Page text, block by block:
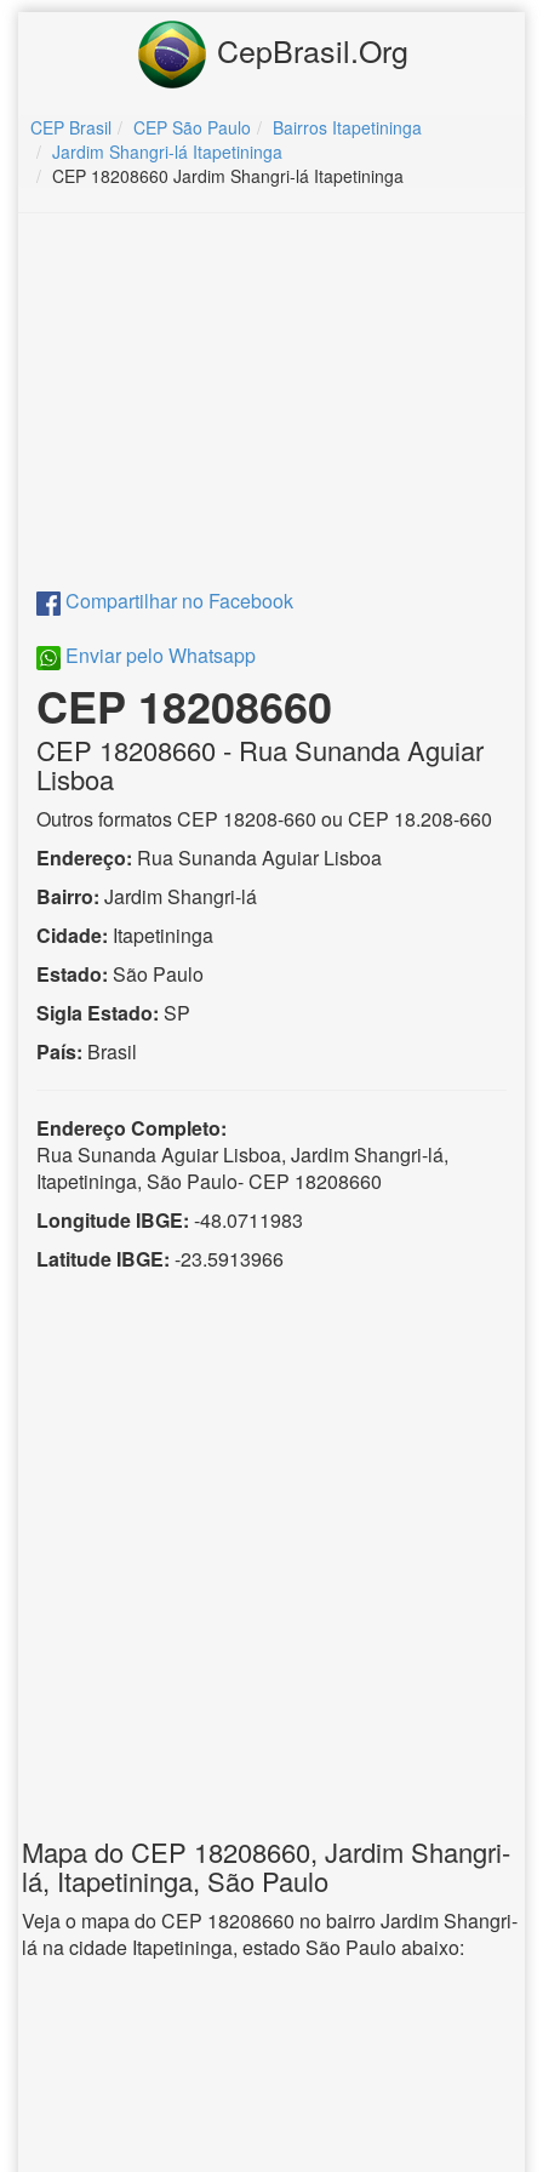
CepBrasil.Org
CEP Brasil CEP São Paulo
Bairros Itapetininga
Jardim Shangri-lá Itapetininga
CEP 18208660 Jardim Shangri-lá Itapetininga
Compartilhar no Facebook
Enviar pelo Whatsapp
CEP 18208660
CEP 18208660 - Rua Sunanda Aguiar
Lisboa
Outros formatos CEP 18208-660 ou CEP 18.208-660
Endereço: Rua Sunanda Aguiar Lisboa
Bairro: Jardim Shangri-lá
Cidade: Itapetininga
Estado: São Paulo
Sigla Estado: SP
País: Brasil
Endereço Completo:
Rua Sunanda Aguiar Lisboa, Jardim Shangri-lá,
Itapetininga, São Paulo- CEP 18208660
Longitude IBGE: -48.0711983
Latitude IBGE: -23.5913966
Mapa do CEP 18208660, Jardim Shangri-
lá, Itapetininga, São Paulo
Veja o mapa do CEP 18208660 no bairro Jardim Shangri-
lá na cidade Itapetininga, estado São Paulo abaixo: